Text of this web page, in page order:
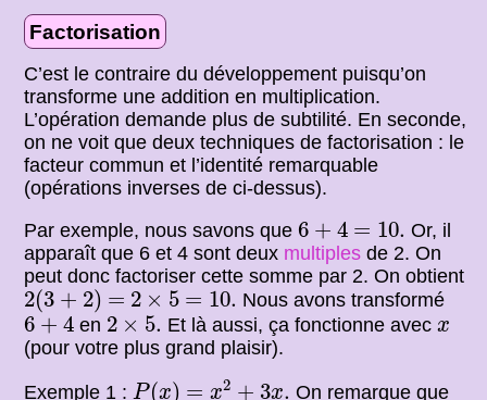
Factorisation
C’est le contraire du développement puisqu’on
transforme une addition en multiplication.
L’opération demande plus de subtilité. En seconde,
on ne voit que deux techniques de factorisation : le
facteur commun et l’identité remarquable
(opérations inverses de ci-dessus).
Par exemple, nous savons que6 + 4 = 10.
6 + = 10.
Or, il
apparaît que 6 et 4 sont deux multiples de 2. On
peut donc factoriser cette somme par 2. On obtient
2(3 + 2)
2(3+2) =
= 2 × 5
2×5 = 10.
= 10. Nous avons transformé
6 + 4
6+ en 2 × 5.
2 ×5. Et là aussi, ça fonctionne avec x
x
(pour votre plus grand plaisir).
Exemple 1 : P(x) = x2 + 3x.
P(x )= +3 x
On remarque que